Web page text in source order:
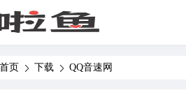
首页 下载 QQ音速网